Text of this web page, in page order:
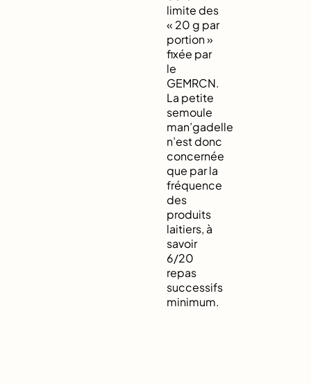
limite des
« 20 g par
portion »
fixée par
le
GEMRCN.
La petite
semoule
man’gadelle
n’est donc
concernée
que par la
fréquence
des
produits
laitiers, à
savoir
6/20
repas
successifs
minimum.